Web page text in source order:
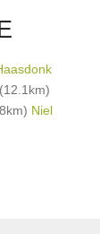
Niel